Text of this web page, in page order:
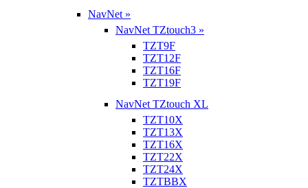
NavNet »
NavNet TZtouch3 »
TZT9F
TZT12F
TZT16F
TZT19F
NavNet TZtouch XL
TZT10X
TZT13X
TZT16X
TZT22X
TZT24X
TZTBBX